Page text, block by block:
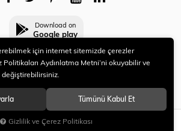
SEPETE EKLE
Download on
Google play
HERYENİ. Tüm hakları saklıdır.
için internet sitemizde çerezler
Politikaları Aydınlatma Metni’ni okuyabilir ve
Tümünü Kabul Et
Gizlilik ve Çerez Politikası